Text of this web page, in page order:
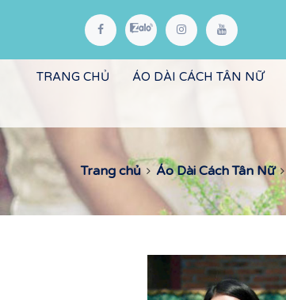
TRANG CHỦ ÁO DÀI CÁCH TÂN NỮ
Trang chủ Áo Dài Cách Tân Nữ